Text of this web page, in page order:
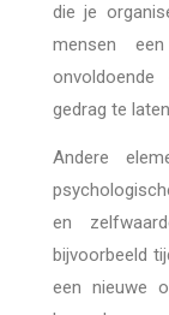
die je
mensen
gedrag te
Andere
en
bijvoorbeeld
een nieuwe